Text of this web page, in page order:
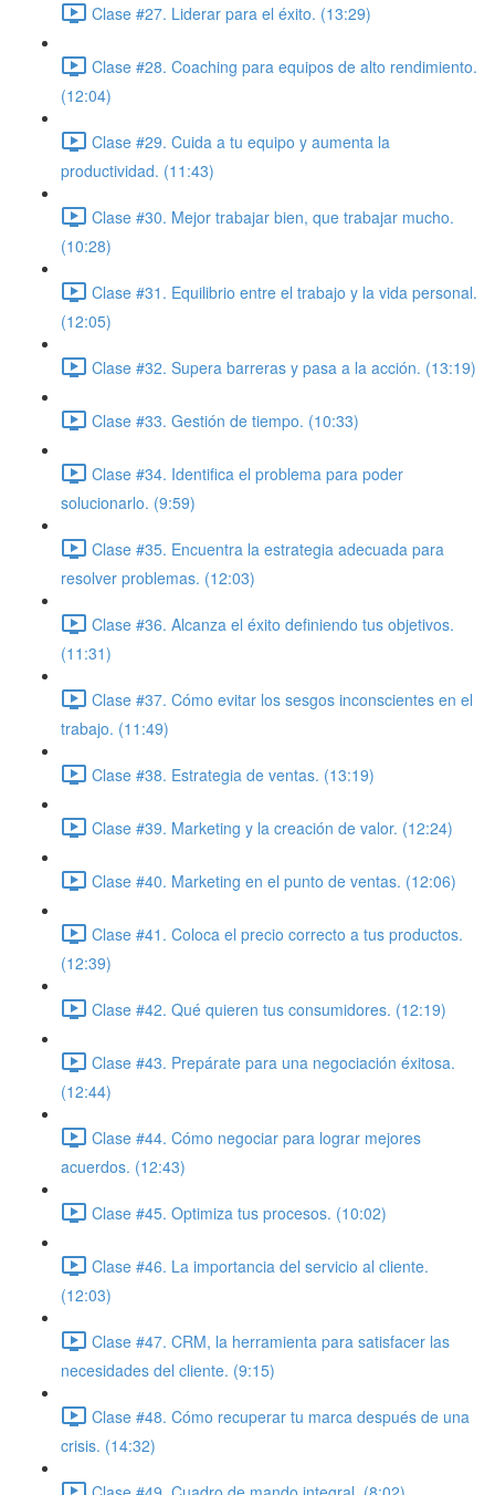
Clase #27. Liderar para el éxito. (13:29)
Clase #28. Coaching para equipos de alto rendimiento.
(12:04)
Clase #29. Cuida a tu equipo y aumenta la
productividad. (11:43)
Clase #30. Mejor trabajar bien, que trabajar mucho.
(10:28)
Clase #31. Equilibrio entre el trabajo y la vida personal.
(12:05)
Clase #32. Supera barreras y pasa a la acción. (13:19)
Clase #33. Gestión de tiempo. (10:33)
Clase #34. Identifica el problema para poder
solucionarlo. (9:59)
Clase #35. Encuentra la estrategia adecuada para
resolver problemas. (12:03)
Clase #36. Alcanza el éxito definiendo tus objetivos.
(11:31)
Clase #37. Cómo evitar los sesgos inconscientes en el
trabajo. (11:49)
Clase #38. Estrategia de ventas. (13:19)
Clase #39. Marketing y la creación de valor. (12:24)
Clase #40. Marketing en el punto de ventas. (12:06)
Clase #41. Coloca el precio correcto a tus productos.
(12:39)
Clase #42. Qué quieren tus consumidores. (12:19)
Clase #43. Prepárate para una negociación éxitosa.
(12:44)
Clase #44. Cómo negociar para lograr mejores
acuerdos. (12:43)
Clase #45. Optimiza tus procesos. (10:02)
Clase #46. La importancia del servicio al cliente.
(12:03)
Clase #47. CRM, la herramienta para satisfacer las
necesidades del cliente. (9:15)
Clase #48. Cómo recuperar tu marca después de una
crisis. (14:32)